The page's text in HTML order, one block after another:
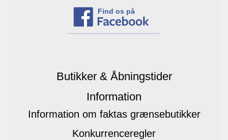
Find os på
Butikker & Åbningstider
Information
Information om faktas grænsebutikker
Konkurrenceregler